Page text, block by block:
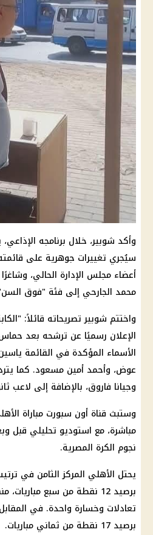
وأكد شوبير، خلال برنامجه الإذاعي،
سيُجري تغييرات جوهرية على
أعضاء مجلس الإدارة الحالي،
محمد الجارحي إلى فئة "فوق
واختتم شوبير تصريحاته قائلاً:
الإعلان رسميًا عن ترشحه بعد
الأسماء المؤكدة في القائمة
عوض، وأحمد أمين مسعود. كما
وجيانا فاروق، بالإضافة إلى لاعب
وستبث قناة أون سبورت مباراة
مباشرة، مع استوديو تحليلي قبل
نجوم الكرة المصرية.
يحتل الأهلي المركز الثامن في
برصيد 12 نقطة من سبع
تعادلات وخسارة واحدة. في
برصيد 17 نقطة من ثماني مباريات.